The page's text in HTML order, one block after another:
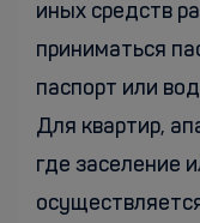
иных средств
приниматься
паспорт или
Для квартир,
где заселение